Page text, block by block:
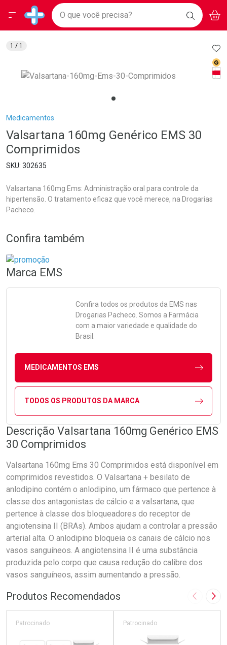
Drogarias Pacheco
Baixe nosso APP e aproveite Ofertas Exclusivas!
BAIXE
O APP
Ir direto para a home
pela página
Ir direto para o conteúdo
Ir direto para a busca
Ir direto para a conta
Ir direto para a notificações
Ir direto para o carrinho
Faça a sua busca
O que você precisa? BUSCAR
Menu
Breadcrumb
Medicamentos
Valsartana 160mg Genérico EMS 30
Comprimidos
302635
Valsartana 160mg Ems: Administração oral para controle da
hipertensão. O tratamento eficaz que você merece, na Drogarias
Pacheco.
1 / 1
Confira também
Marca EMS
Confira todos os produtos da EMS nas
Drogarias Pacheco. Somos a Farmácia
com a maior variedade e qualidade do
Brasil.
MEDICAMENTOS EMS
TODOS OS PRODUTOS DA MARCA
Descrição Valsartana 160mg Genérico EMS
30 Comprimidos
Valsartana 160mg Ems 30 Comprimidos está disponível em
comprimidos revestidos. O Valsartana + besilato de
anlodipino contém o anlodipino, um fármaco que pertence à
classe dos antagonistas de cálcio e a valsartana, que
pertence à classe dos bloqueadores do receptor de
angiotensina II (BRAs). Ambos ajudam a controlar a pressão
arterial alta. O anlodipino bloqueia os canais de cálcio nos
vasos sanguíneos. A angiotensina II é uma substância
produzida pelo corpo que causa redução do calibre dos
vasos sanguíneos, assim aumentando a pressão.
Produtos Recomendados Imagem
Patrocinado Patrocinado